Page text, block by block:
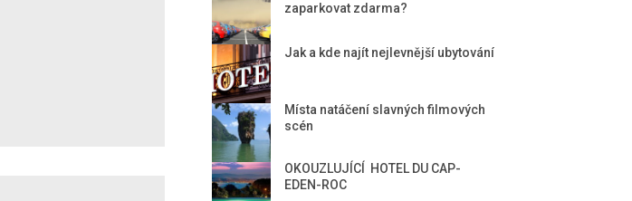
zaparkovat zdarma?
Jak a kde najít nejlevnější ubytování
Místa natáčení slavných filmových
scén
OKOUZLUJÍCÍ HOTEL DU CAP-
EDEN-ROC